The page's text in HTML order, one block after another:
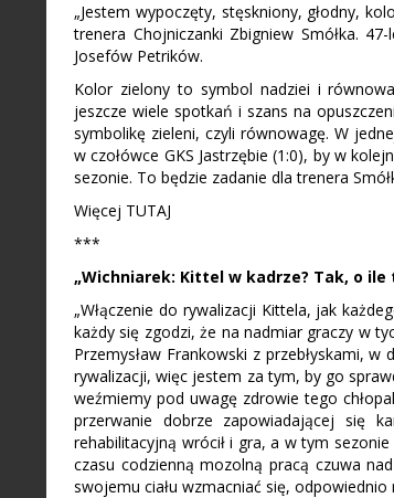
„Jestem wypoczęty, stęskniony, głodny,
trenera Chojniczanki Zbigniew Smółka.
Josefów Petrików.
Kolor zielony to symbol nadziei i
jeszcze wiele spotkań i szans na
symbolikę zieleni, czyli równowagę. W
w czołówce GKS Jastrzębie (1:0), by w
sezonie. To będzie zadanie dla trenera
Więcej TUTAJ
***
„Wichniarek: Kittel w kadrze? Tak, o ile
„Włączenie do rywalizacji Kittela, jak
każdy się zgodzi, że na nadmiar graczy w
Przemysław Frankowski z przebłyskami,
rywalizacji, więc jestem za tym, by go
weźmiemy pod uwagę zdrowie tego
przerwanie dobrze zapowiadającej się
rehabilitacyjną wrócił i gra, a w tym
czasu codzienną mozolną pracą czuwa
swojemu ciału wzmacniać się, odpowiednio